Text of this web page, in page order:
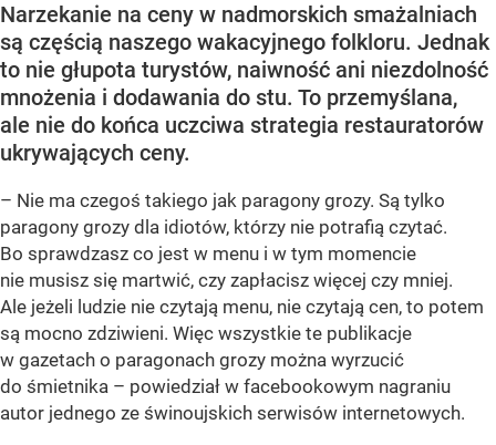
Narzekanie na ceny w nadmorskich smażalniach
są częścią naszego wakacyjnego folkloru. Jednak
to nie głupota turystów, naiwność ani niezdolność
mnożenia i dodawania do stu. To przemyślana,
ale nie do końca uczciwa strategia restauratorów
ukrywających ceny.
– Nie ma czegoś takiego jak paragony grozy. Są tylko
paragony grozy dla idiotów, którzy nie potrafią czytać.
Bo sprawdzasz co jest w menu i w tym momencie
nie musisz się martwić, czy zapłacisz więcej czy mniej.
Ale jeżeli ludzie nie czytają menu, nie czytają cen, to potem
są mocno zdziwieni. Więc wszystkie te publikacje
w gazetach o paragonach grozy można wyrzucić
do śmietnika – powiedział w facebookowym nagraniu
autor jednego ze świnoujskich serwisów internetowych.